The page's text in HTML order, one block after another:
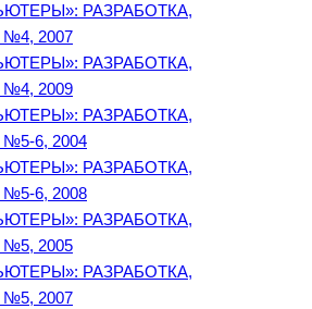
РАЗРАБОТКА,
2007
РАЗРАБОТКА,
2009
РАЗРАБОТКА,
6, 2004
РАЗРАБОТКА,
6, 2008
РАЗРАБОТКА,
2005
РАЗРАБОТКА,
2007